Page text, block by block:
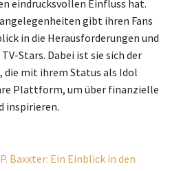
eindrucksvollen Einfluss hat.
gibt ihren Fans
in die Herausforderungen und
Stars. Dabei ist sie sich der
mit ihrem Status als Idol
Plattform, um über finanzielle
inspirieren.
Baxxter: Ein Einblick in den